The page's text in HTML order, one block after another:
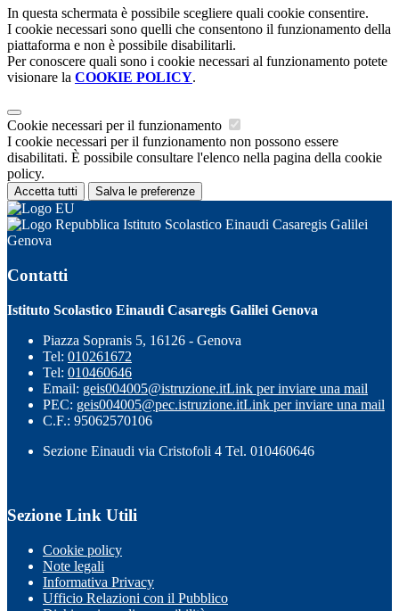
In questa schermata è possibile scegliere quali cookie consentire.
I cookie necessari sono quelli che consentono il funzionamento della
piattaforma e non è possibile disabilitarli.
Per conoscere quali sono i cookie necessari al funzionamento potete
visionare la COOKIE POLICY.
Cookie necessari per il funzionamento
I cookie necessari per il funzionamento non possono essere
disabilitati. È possibile consultare l'elenco nella pagina della cookie
policy.
Accetta tutti Salva le preferenze
Istituto Scolastico Einaudi Casaregis Galilei
Genova
Contatti
Istituto Scolastico Einaudi Casaregis Galilei Genova
Piazza Sopranis 5, 16126 - Genova
Tel: 010261672
Tel: 010460646
Email: geis004005@istruzione.itLink per inviare una mail
PEC: geis004005@pec.istruzione.itLink per inviare una mail
C.F.: 95062570106
Sezione Einaudi via Cristofoli 4 Tel. 010460646
Sezione Link Utili
Cookie policy
Note legali
Informativa Privacy
Ufficio Relazioni con il Pubblico